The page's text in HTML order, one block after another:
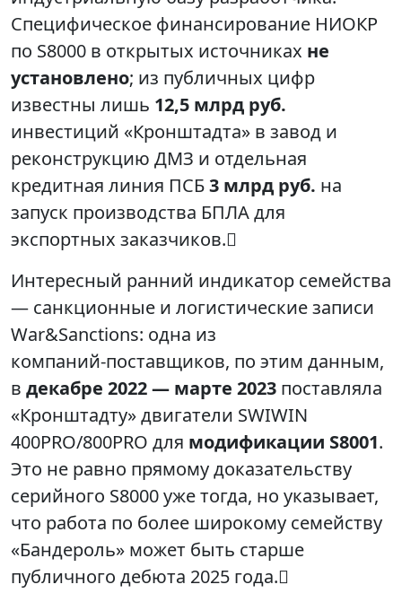
Специфическое финансирование НИОКР
по S8000 в открытых источниках не
установлено; из публичных цифр
известны лишь 12,5 млрд руб.
инвестиций «Кронштадта» в завод и
реконструкцию ДМЗ и отдельная
кредитная линия ПСБ3 млрд руб. на
запуск производства БПЛА для
экспортных заказчиков.
Интересный ранний индикатор семейства
— санкционные и логистические записи
War&Sanctions: одна из
компаний‑поставщиков, по этим данным,
в декабре 2022 — марте 2023 поставляла
«Кронштадту» двигатели SWIWIN
400PRO/800PRO для модификации S8001.
Это не равно прямому доказательству
серийного S8000 уже тогда, но указывает,
что работа по более широкому семейству
«Бандероль» может быть старше
публичного дебюта 2025 года.